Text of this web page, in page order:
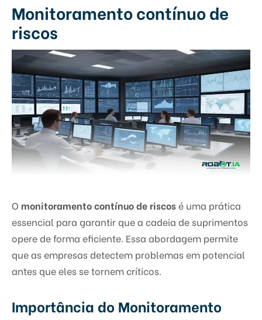
Monitoramento contínuo de
riscos
O monitoramento contínuo de riscosé uma prática
essencial para garantir que a cadeia de suprimentos
opere de forma eficiente. Essa abordagem permite
que as empresas detectem problemas em potencial
antes que eles se tornem críticos.
Importância do Monitoramento